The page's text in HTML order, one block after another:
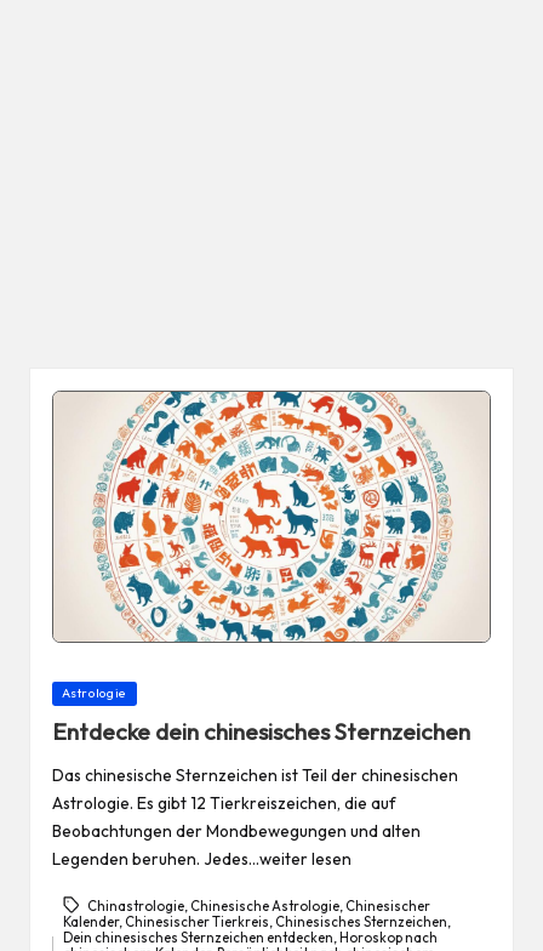
Posted
Astrologie
Entdecke dein chinesisches Sternzeichen
Das chinesische Sternzeichen ist Teil der chinesischen
Astrologie. Es gibt 12 Tierkreiszeichen, die auf
Beobachtungen der Mondbewegungen und alten
Legenden beruhen. Jedes…weiter lesen
Chinastrologie, Chinesische Astrologie, Chinesischer
Kalender, Chinesischer Tierkreis Chinesisches Sternzeichen
Dein chinesisches Sternzeichen entdecken Horoskop nach